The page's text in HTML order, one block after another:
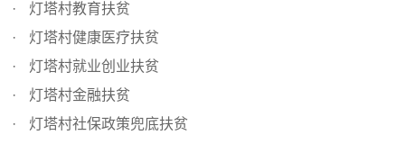
灯塔村教育扶贫
灯塔村健康医疗扶贫
灯塔村就业创业扶贫
灯塔村金融扶贫
灯塔村社保政策兜底扶贫